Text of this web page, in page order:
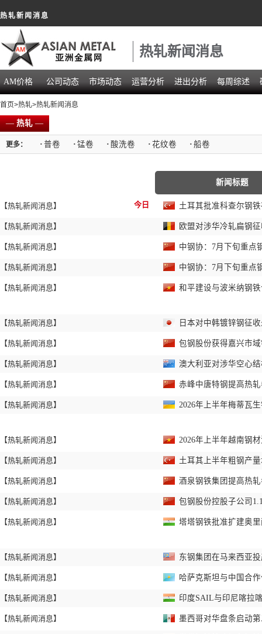
热轧新闻消息
热轧新闻消息
AM价格 公司动态 市场动态 运营分析 进出分析 每周综述
首页>热轧>热轧新闻消息
—热轧—
更多： · 普卷 · 锰卷 · 酸洗卷 · 花纹卷 · 船卷
【热轧新闻消息】 今日
【热轧新闻消息】
【热轧新闻消息】
【热轧新闻消息】
【热轧新闻消息】
【热轧新闻消息】
【热轧新闻消息】
【热轧新闻消息】
【热轧新闻消息】
【热轧新闻消息】
【热轧新闻消息】
【热轧新闻消息】
【热轧新闻消息】
【热轧新闻消息】
【热轧新闻消息】
【热轧新闻消息】
【热轧新闻消息】
【热轧新闻消息】
【热轧新闻消息】
新闻标题
土耳其批准科查尔钢
欧盟对涉华冷轧扁钢
中钢协：7月下旬重点
中钢协：7月下旬重点
和平建设与波米纳钢
日本对中韩镀锌钢征
包钢股份获得嘉兴市
澳大利亚对涉华空心
赤峰中唐特钢提高热
2026年上半年梅蒂瓦
2026年上半年越南钢
土耳其上半年粗钢产
酒泉钢铁集团提高热
包钢股份控股子公司
塔塔钢铁批准扩建奥
东钢集团在马来西亚
哈萨克斯坦与中国合
印度SAIL与印尼喀拉
墨西哥对华盘条启动